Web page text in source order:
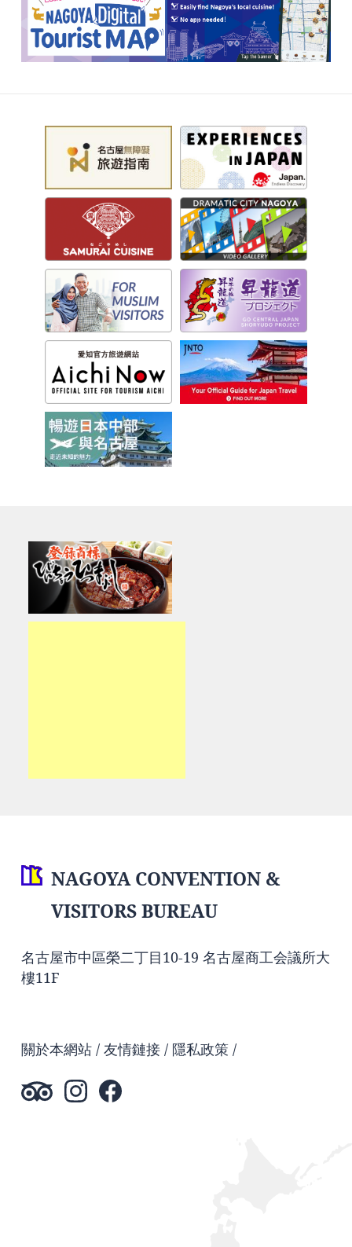
NAGOYA CONVENTION &
VISITORS BUREAU
名古屋市中區榮二丁目10-19 名古屋商工会議所大
樓11F
關於本網站 友情鏈接 隱私政策